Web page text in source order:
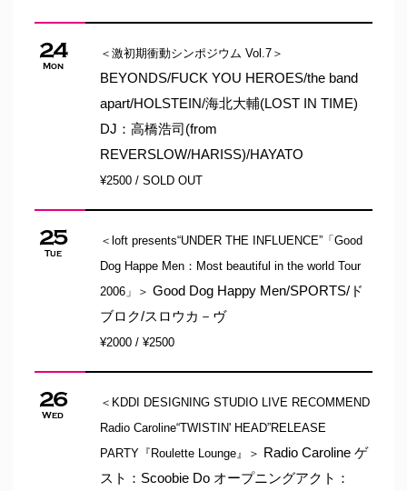
24
Mon
＜激初期衝動シンポジウム Vol.7＞
BEYONDS/FUCK YOU HEROES/the band
apart/HOLSTEIN/海北大輔(LOST IN TIME)
DJ：高橋浩司(from
REVERSLOW/HARISS)/HAYATO
¥2500 / SOLD OUT
25
Tue
＜loft presents“UNDER THE INFLUENCE”「Good
Dog Happe Men：Most beautiful in the world Tour
2006」＞ Good Dog Happy Men/SPORTS/ド
ブロク/スロウカ－ヴ
¥2000 / ¥2500
26
Wed
＜KDDI DESIGNING STUDIO LIVE RECOMMEND
Radio Caroline“TWISTIN' HEAD”RELEASE
PARTY『Roulette Lounge』＞ Radio Caroline ゲ
スト：Scoobie Do オープニングアクト：